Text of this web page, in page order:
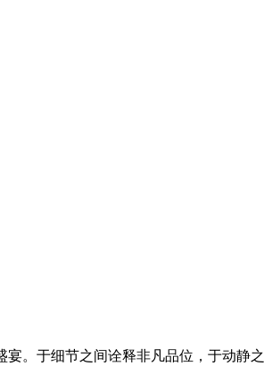
。于细节之间诠释非凡品位，于动静之